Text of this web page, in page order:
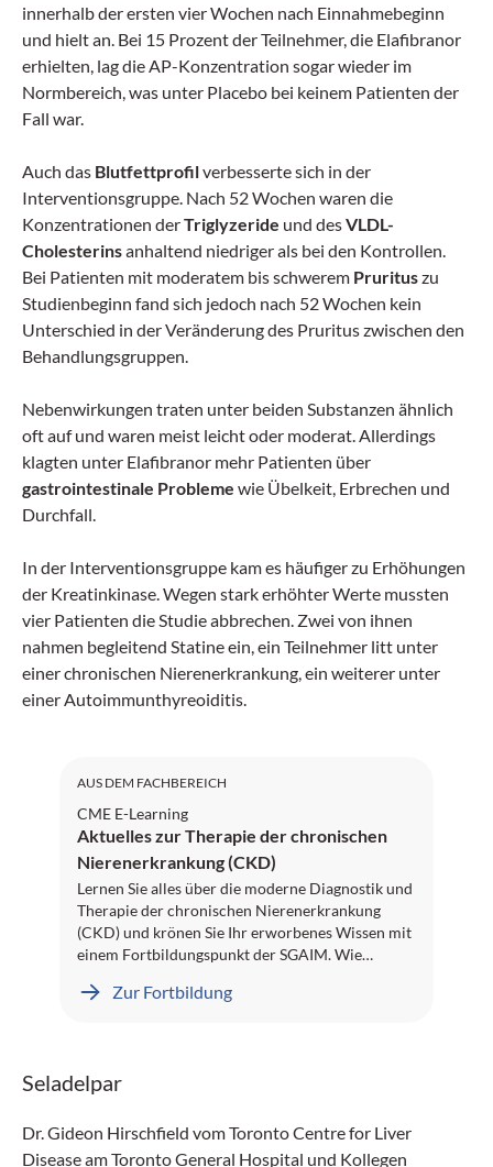
innerhalb der ersten vier Wochen nach Einnahmebeginn
und hielt an. Bei 15 Prozent der Teilnehmer, die Elafibranor
erhielten, lag die AP-Konzentration sogar wieder im
Normbereich, was unter Placebo bei keinem Patienten der
Fall war.
Auch das Blutfettprofilverbesserte sich in der
Interventionsgruppe. Nach 52 Wochen waren die
Konzentrationen derTriglyzeride und desVLDL-
Cholesterinsanhaltend niedriger als bei den Kontrollen.
Bei Patienten mit moderatem bis schwerem Prurituszu
Studienbeginn fand sich jedoch nach 52 Wochen kein
Unterschied in der Veränderung des Pruritus zwischen den
Behandlungsgruppen.
Nebenwirkungen traten unter beiden Substanzen ähnlich
oft auf und waren meist leicht oder moderat. Allerdings
klagten unter Elafibranor mehr Patienten über
gastrointestinale Probleme wie Übelkeit, Erbrechen und
Durchfall.
In der Interventionsgruppe kam es häufiger zu Erhöhungen
der Kreatinkinase. Wegen stark erhöhter Werte mussten
vier Patienten die Studie abbrechen. Zwei von ihnen
nahmen begleitend Statine ein, ein Teilnehmer litt unter
einer chronischen Nierenerkrankung, ein weiterer unter
einer Autoimmunthyreoiditis.
AUS DEM FACHBEREICH
CME E-Learning
Aktuelles zur Therapie der chronischen
Nierenerkrankung (CKD)
Lernen Sie alles über die moderne Diagnostik und
Therapie der chronischen Nierenerkrankung
(CKD) und krönen Sie Ihr erworbenes Wissen mit
einem Fortbildungspunkt der SGAIM. Wie
Welches diagnostische und therapeutische
Fachtexten bis hin zu einem Video-Interview.
Dr. Christoph Wanner, Würzburg, peer-reviewed.
Wir wünschen Ihnen viel Erfolg!
Zur Fortbildung
Seladelpar
Dr. Gideon Hirschfield vom Toronto Centre for Liver
Disease am Toronto General Hospital und Kollegen